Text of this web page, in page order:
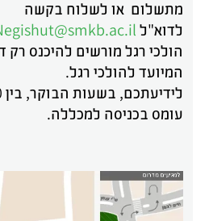
מתשלום או לשלוח בקשה
לדוא"ל
הולכי רגל מורשים להיכנס
המיועד להולכי רגל.
עומס בכניסה למכללה.